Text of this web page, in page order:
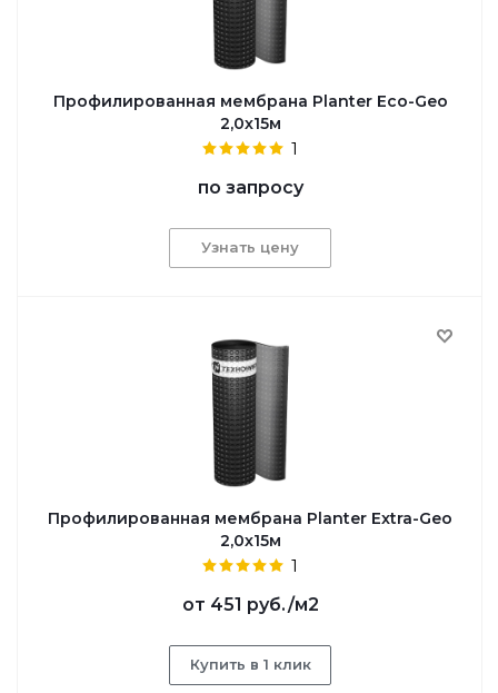
Профилированная мембрана Planter Eco-Geo
2,0х15м
1
по запросу
Узнать цену
Профилированная мембрана Planter Extra-Geo
2,0х15м
1
от 451 руб./м2
Купить в 1 клик